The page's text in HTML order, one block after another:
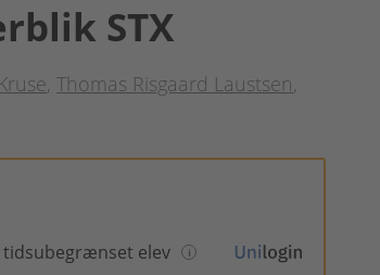
STX
Thomas Risgaard Laustsen
elev